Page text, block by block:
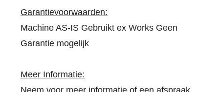
Garantievoorwaarden:
Machine AS-IS Gebruikt ex Works Geen
Garantie mogelijk
Meer Informatie:
Neem voor meer informatie of een afspraak